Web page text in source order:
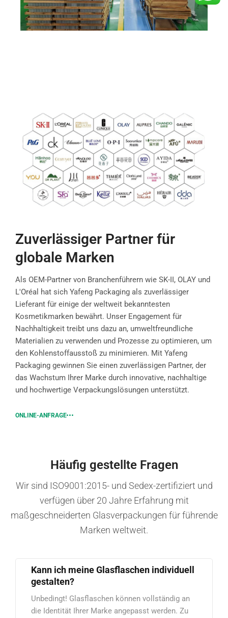
Zuverlässiger Partner für
globale Marken
Als OEM-Partner von Branchenführern wie SK-II, OLAY und
L'Oréal hat sich Yafeng Packaging als zuverlässiger
Lieferant für einige der weltweit bekanntesten
Kosmetikmarken bewährt. Unser Engagement für
Nachhaltigkeit treibt uns dazu an, umweltfreundliche
Materialien zu verwenden und Prozesse zu optimieren, um
den Kohlenstoffausstoß zu minimieren. Mit Yafeng
Packaging gewinnen Sie einen zuverlässigen Partner, der
das Wachstum Ihrer Marke durch innovative, nachhaltige
und hochwertige Verpackungslösungen unterstützt.
ONLINE-ANFRAGE
Häufig gestellte Fragen
Wir sind ISO9001:2015- und Sedex-zertifiziert und
verfügen über 20 Jahre Erfahrung mit
maßgeschneiderten Glasverpackungen für führende
Marken weltweit.
Kann ich meine Glasflaschen individuell
gestalten?
Unbedingt! Glasflaschen können vollständig an
die Identität Ihrer Marke angepasst werden. Zu